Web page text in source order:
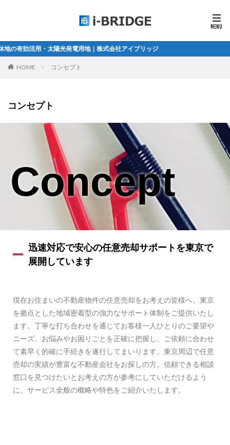
陽光発電用地｜株式会社アイブリッジ
HOME コンセプト
コンセプト
Concept
迅速対応で安心の任意売却サポートを東京で
展開しています
現在お住まいの不動産物件の任意売却をお考えの皆様へ、東京
を拠点とした地域密着型の強力なサポート体制をご提供いたし
ます。丁寧な打ち合わせを通じてお客様一人ひとりのご要望や
ニーズ、お悩みやお困りごとを正確に把握し、ご依頼に合わせ
て素早く的確に手続きを遂行してまいります。東京周辺で任意
売却の実績が豊富な不動産会社をお探しの方、信頼できる相談
窓口を見つけたいとお考えの方が参考にしていただけるよう
に、サービス全般の概略や特色をご紹介いたします。